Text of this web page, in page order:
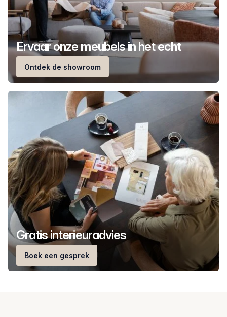
Ervaar onze meubels in het echt
Ontdek de showroom
Gratis interieuradvies
Boek een gesprek